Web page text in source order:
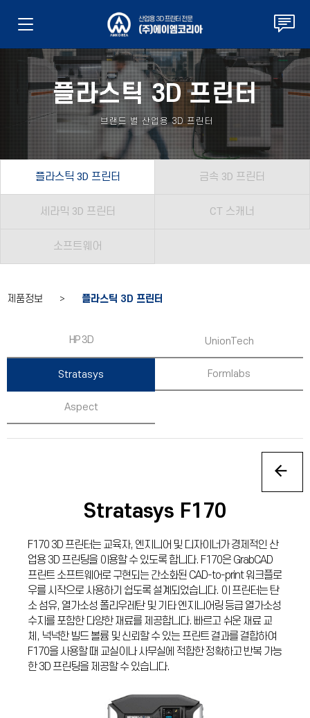
플라스틱 3D 프린터
브랜드 별 산업용 3D 프린터
플라스틱 3D 프린터 금속 3D 프린터
세라믹 3D 프린터 CT 스캐너
소프트웨어
제품정보 > 플라스틱 3D 프린터
HP 3D UnionTech
Stratasys Formlabs
Aspect
Stratasys F170
F170 3D 프린터는 교육자, 엔지니어 및 디자이너가 경제적인 산
업용 3D 프린팅을 이용할 수 있도록 합니다. F170은 GrabCAD
프린트 소프트웨어로 구현되는 간소화된 CAD-to-print 워크플로
우를 시작으로 사용하기 쉽도록 설계되었습니다. 이 프린터는 탄
소 섬유, 열가소성 폴리우레탄 및 기타 엔지니어링 등급 열가소성
수지를 포함한 다양한 재료를 제공합니다. 빠르고 쉬운 재료 교
체, 넉넉한 빌드 볼륨 및 신뢰할 수 있는 프린트 결과를 결합하여
F170을 사용할 때 교실이나 사무실에 적합한 정확하고 반복 가능
한 3D 프린팅을 제공할 수 있습니다.